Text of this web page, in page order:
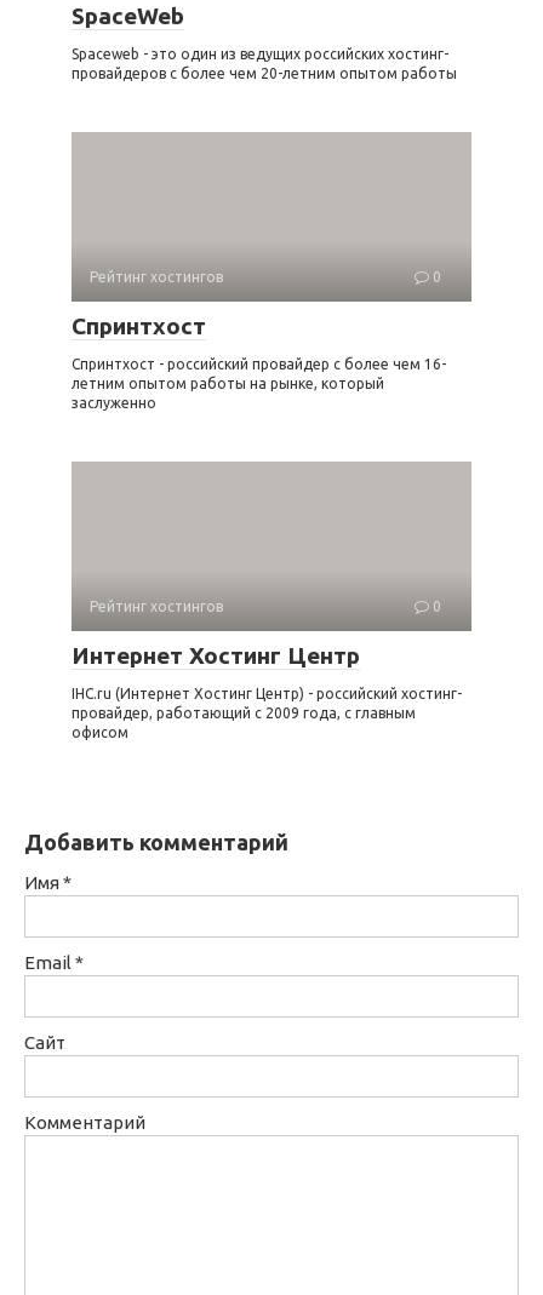
SpaceWeb
Spaceweb - это один из ведущих российских хостинг-
провайдеров с более чем 20-летним опытом работы
Рейтинг хостингов 0
Спринтхост
Спринтхост - российский провайдер с более чем 16-
летним опытом работы на рынке, который
заслуженно
Рейтинг хостингов 0
Интернет Хостинг Центр
IHC.ru (Интернет Хостинг Центр) - российский хостинг-
провайдер, работающий с 2009 года, с главным
офисом
Добавить комментарий
Имя*
Email *
Сайт
Комментарий